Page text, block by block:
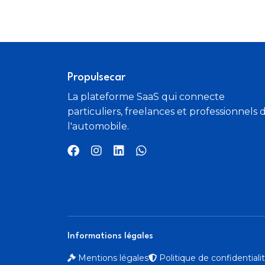
Propulsecar
La plateforme SaaS qui connecte
particuliers, freelances et professionnels
l'automobile.
Informations légales
Mentions légales Politique de